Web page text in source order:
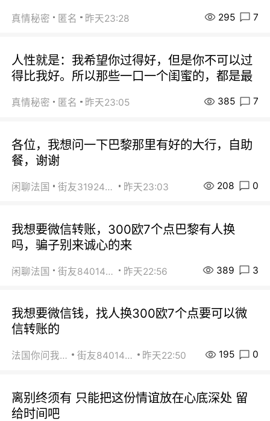
真情秘密 匿名 昨天23:28 295 7
人性就是：我希望你过得好，但是你不可以过
得比我好。所以那些一口一个闺蜜的，都是最
真情秘密 匿名 昨天23:05 385 7
各位，我想问一下巴黎那里有好的大行，自助
餐，谢谢
闲聊法国 街友31924072 昨天23:03 208 0
我想要微信转账，300欧7个点巴黎有人换
吗，骗子别来诚心的来
闲聊法国 街友84014588 昨天22:56 389 3
我想要微信钱，找人换300欧7个点要可以微
信转账的
法国你问我答 街友84014588 昨天22:50 195 0
离别终须有 只能把这份情谊放在心底深处 留
给时间吧